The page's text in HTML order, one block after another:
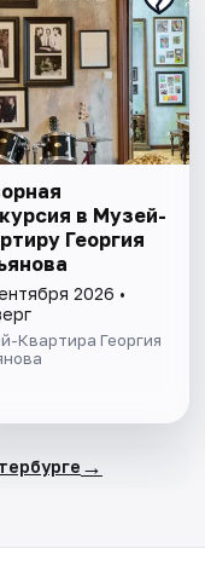
в Музей-
Георгия
2026 •
Квартира Георгия
→